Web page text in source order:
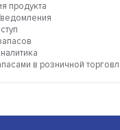
продукта
в розничной